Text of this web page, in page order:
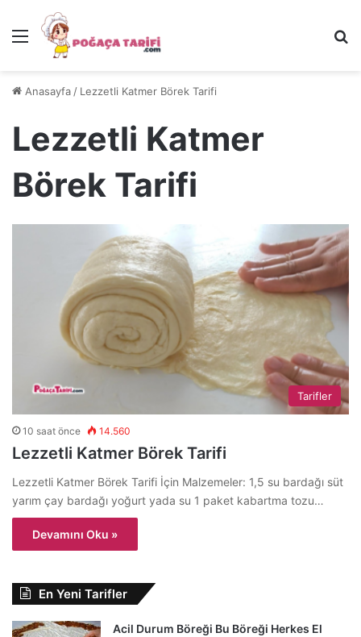
Menü
Anasayfa / Lezzetli Katmer Börek Tarifi
Lezzetli Katmer
Börek Tarifi
Tarifler
10 saat önce 14.560
Lezzetli Katmer Börek Tarifi
Lezzetli Katmer Börek Tarifi İçin Malzemeler: 1,5 su bardağı süt
yarım çay bardağı yoğurt yada su 1 paket kabartma tozu…
Devamını Oku »
En Yeni Tarifler
Acil Durum Böreği Bu Böreği Herkes El